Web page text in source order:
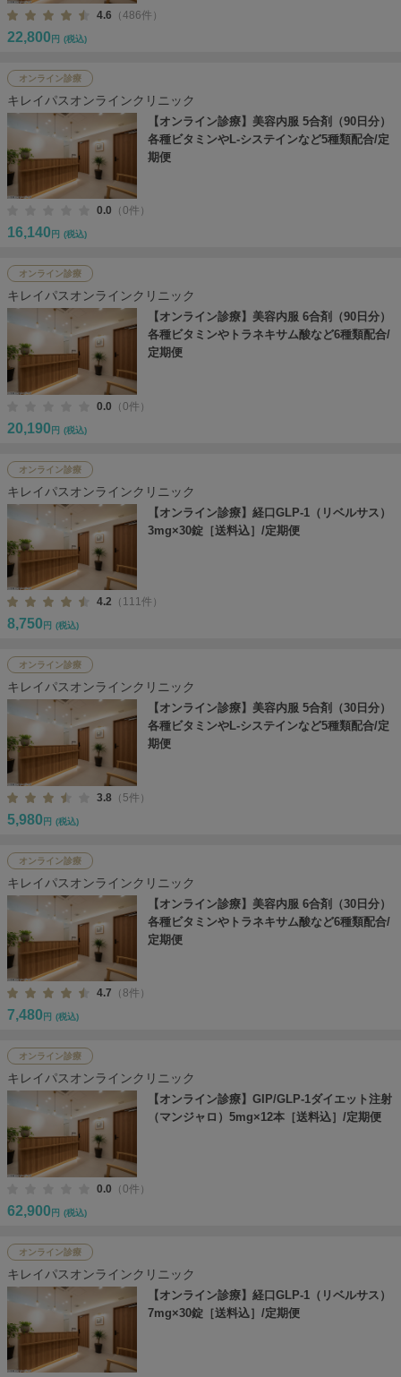
4.6 （486件）
22,800 円 (税込)
オンライン診療
キレイパスオンラインクリニック
【オンライン診療】美容内服 5合剤（90日分）
各種ビタミンやL-システインなど5種類配合/定
期便
0.0 （0件）
16,140 円 (税込)
オンライン診療
キレイパスオンラインクリニック
【オンライン診療】美容内服 6合剤（90日分）
各種ビタミンやトラネキサム酸など6種類配合/
定期便
0.0 （0件）
20,190 円 (税込)
オンライン診療
キレイパスオンラインクリニック
【オンライン診療】経口GLP-1（リベルサス）
3mg×30錠［送料込］/定期便
4.2 （111件）
8,750 円 (税込)
オンライン診療
キレイパスオンラインクリニック
【オンライン診療】美容内服 5合剤（30日分）
各種ビタミンやL-システインなど5種類配合/定
期便
3.8 （5件）
5,980 円 (税込)
オンライン診療
キレイパスオンラインクリニック
【オンライン診療】美容内服 6合剤（30日分）
各種ビタミンやトラネキサム酸など6種類配合/
定期便
4.7 （8件）
7,480 円 (税込)
オンライン診療
キレイパスオンラインクリニック
【オンライン診療】GIP/GLP-1ダイエット注射
（マンジャロ）5mg×12本［送料込］/定期便
0.0 （0件）
62,900 円 (税込)
オンライン診療
キレイパスオンラインクリニック
【オンライン診療】経口GLP-1（リベルサス）
7mg×30錠［送料込］/定期便